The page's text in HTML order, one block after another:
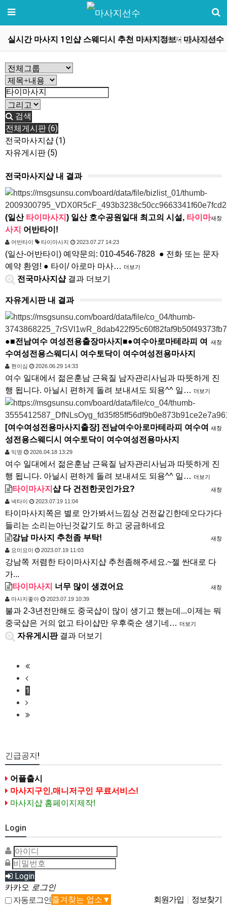
실시간 마사지 1인샵 스웨디시 추천 마사지정보 - 마사지선수
타이마사지 검색결과
검색
전체게시판 (6)
전국마사지샵 (1)
자유게시판 (5)
전국마사지샵 내 결과
새창
(일산 타이마사지 ) 일산 호수공원일대 최고의 시설, 타이마
사지 어반타이!
어반타이 타이마사지 2023.07.27 14:23
(일산-어반타이) 예약문의: 010-4546-7828 ● 전화 또는 문자
예약 환영! ● 타이/ 아로마 마사… 더보기
전국마사지샵결과 더보기
자유게시판 내 결과
새창
●■전남여수 여성전용출장마사지■●여수아로마테라피 여
수여성전용스웨디시 여수토닥이 여수여성전용마사지
현이심 2026.06.29 14:33
여수 일대에서 젊은훈남 근육질 남자관리사님과 따뜻하게 진
행 됩니다. 아닐시 편하게 돌려 보내셔도 되용^^ 일… 더보기
새창
[여수여성전용마사지출장] 전남여수아로마테라피 여수여
성전용스웨디시 여수토닥이 여수여성전용마사지
익명 2026.04.18 13:29
여수 일대에서 젊은훈남 근육질 남자관리사님과 따뜻하게 진
행 됩니다. 아닐시 편하게 돌려 보내셔도 되용^^ 일… 더보기
새창
타이마사지 샵 다 건전한곳인가요?
넥타이 2023.07.19 11:04
타이마사지쪽은 별로 안가봐서느낌상 건전같긴한데오다가다
들리는 소리는아닌것같기도 하고 궁금하네요
새창
강남 마사지 추천좀 부탁!
요미요미 2023.07.19 11:03
강남쪽 저렴한 타이마사지샵 추천좀해주세요.~젤 싼대로 다
가...
새창
타이마사지 너무 많이 생겼어요
마사지좋아 2023.07.19 10:39
불과 2-3년전만해도 중국샵이 많이 생기고 했는데...이제는 뭐
중국샵은 거의 없고 타이샵만 우후죽순 생기네… 더보기
자유게시판결과 더보기
1
긴급공지!
어플출시
마사지구인,매니저구인 무료서비스!
마사지샵 홈페이지제작!
Login
Login
카카오 로그인
자동로그인
회원가입 정보찾기
즐겨찾는 업소▼